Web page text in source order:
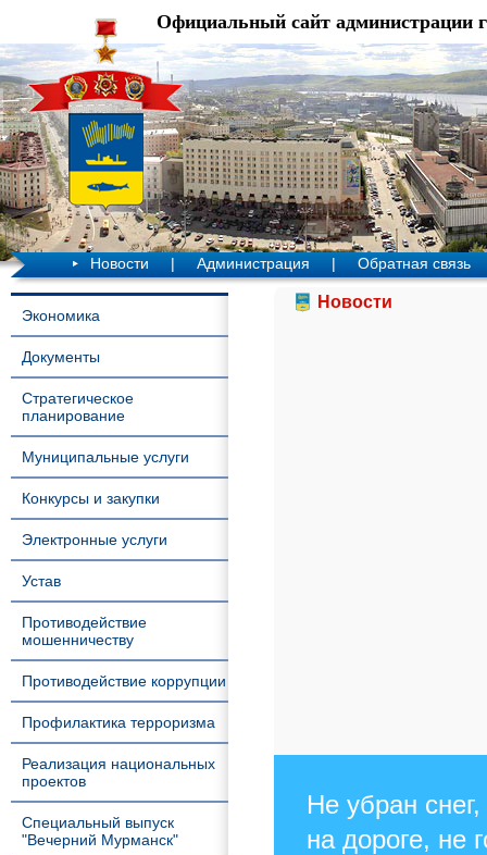
Официальный сайт администрации
Новости | Администрация | Обратная связь
Экономика
Документы
Стратегическое
планирование
Муниципальные услуги
Конкурсы и закупки
Электронные услуги
Устав
Противодействие
мошенничеству
Противодействие коррупции
Профилактика терроризма
Реализация национальных
проектов
Специальный выпуск
"Вечерний Мурманск"
Новости
Не убран
на дороге, не